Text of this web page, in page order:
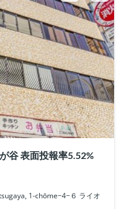
谷 表面投報率5.52%
1-chōme−4−６ ライオ